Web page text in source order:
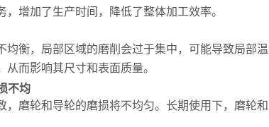
，增加了生产时间，降低了整体加工效率。
均衡，局部区域的磨削会过于集中，可能导致局部
从而影响其尺寸和表面质量。
不均
，磨轮和导轮的磨损将不均匀。长期使用下，磨轮